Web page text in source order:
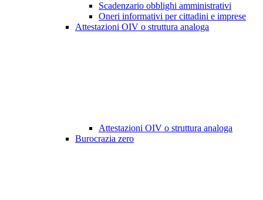
Scadenzario obblighi amministrativi
Oneri informativi per cittadini e imprese
Attestazioni OIV o struttura analoga
Attestazioni OIV o struttura analoga
Burocrazia zero